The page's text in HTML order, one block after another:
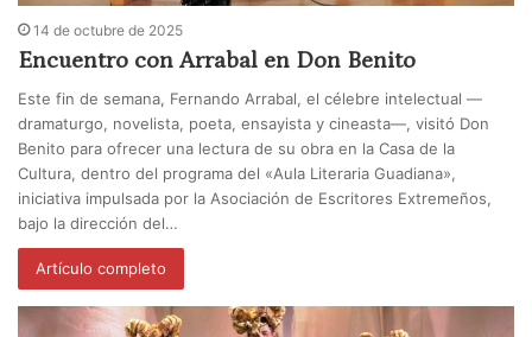
14 de octubre de 2025
Encuentro con Arrabal en Don Benito
Este fin de semana, Fernando Arrabal, el célebre intelectual —
dramaturgo, novelista, poeta, ensayista y cineasta—, visitó Don
Benito para ofrecer una lectura de su obra en la Casa de la
Cultura, dentro del programa del «Aula Literaria Guadiana»,
iniciativa impulsada por la Asociación de Escritores Extremeños,
bajo la dirección del…
Artículo completo